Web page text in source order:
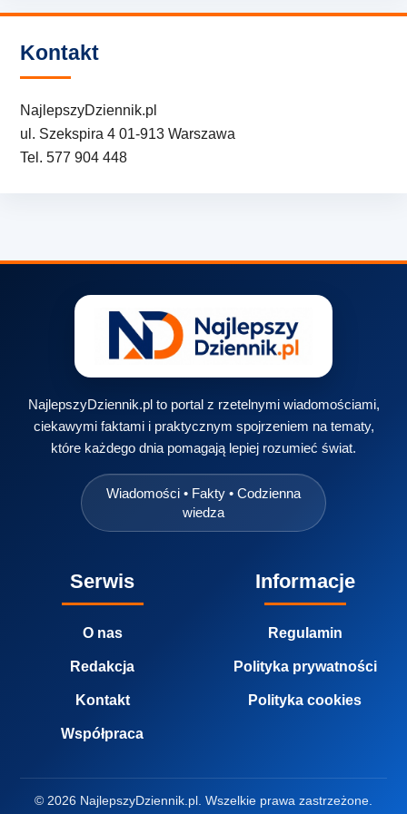
Kontakt
NajlepszyDziennik.pl
ul. Szekspira 4 01-913 Warszawa
Tel. 577 904 448
NajlepszyDziennik.pl to portal z rzetelnymi wiadomościami,
ciekawymi faktami i praktycznym spojrzeniem na tematy,
które każdego dnia pomagają lepiej rozumieć świat.
Wiadomości • Fakty • Codzienna
wiedza
Serwis
O nas
Redakcja
Kontakt
Współpraca
Informacje
Regulamin
Polityka prywatności
Polityka cookies
© 2026 NajlepszyDziennik.pl. Wszelkie prawa zastrzeżone.